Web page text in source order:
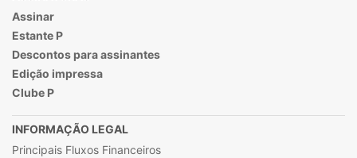
Assinar
Estante P
Descontos para assinantes
Edição impressa
Clube P
INFORMAÇÃO LEGAL
Principais Fluxos Financeiros